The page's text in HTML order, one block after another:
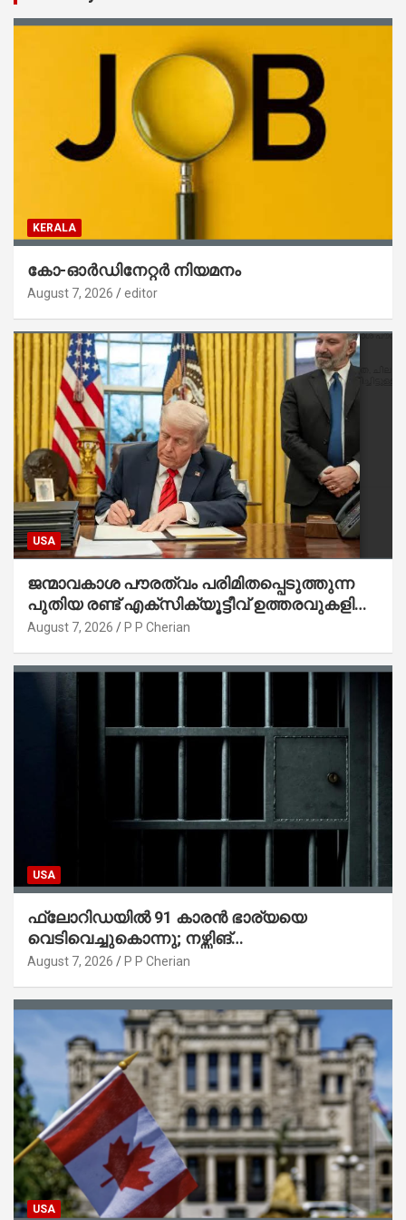
KERALA
കോ-ഓർഡിനേറ്റർ നിയമനം
August 7, 2026 editor
USA
ജന്മാവകാശ പൗരത്വം പരിമിതപ്പെടുത്തുന്ന
പുതിയ രണ്ട് എക്സിക്യൂട്ടീവ് ഉത്തരവുകളിൽ
ട്രംപ് ഒപ്പുവെച്ചു
August 7, 2026 P P Cherian
USA
ഫ്ലോറിഡയിൽ 91 കാരൻ ഭാര്യയെ
വെടിവെച്ചുകൊന്നു; നഴ്സിങ്
ഹോമിലാക്കില്ലെന്ന് നൽകിയ വാഗ്ദാനം
August 7, 2026 P P Cherian
USA